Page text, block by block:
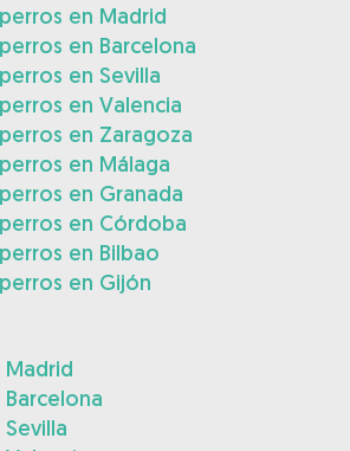
en Madrid
en Barcelona
en Sevilla
en Valencia
en Zaragoza
en Málaga
en Granada
en Córdoba
en Bilbao
en Gijón